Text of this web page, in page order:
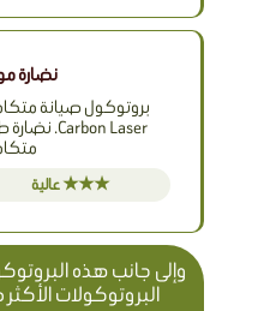
نضارة
★★★ عالية
وإلى جانب هذه
البروتوكولات